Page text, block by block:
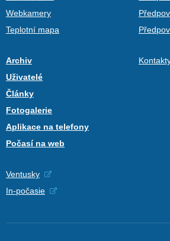
Webkamery
Teplotní mapa
Archiv
Uživatelé
Články
Fotogalerie
Aplikace na telefony
Počasí na web
Ventusky
In-počasie